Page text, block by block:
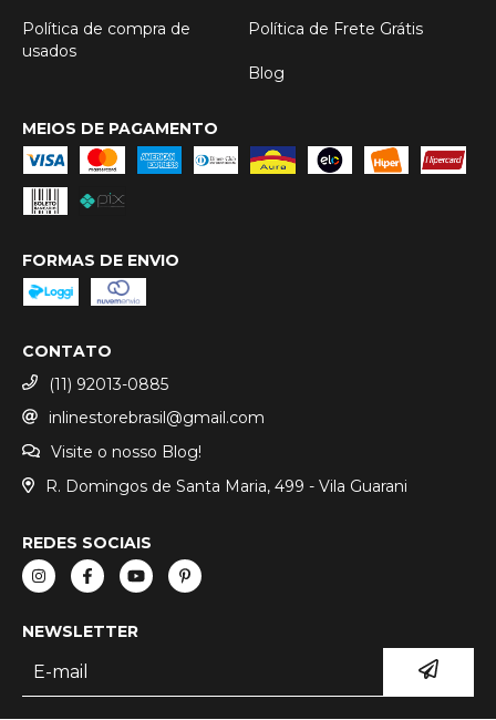
Política de compra de
usados
Política de Frete Grátis
Blog
MEIOS DE PAGAMENTO
FORMAS DE ENVIO
CONTATO
(11) 92013-0885
inlinestorebrasil@gmail.com
Visite o nosso Blog!
R. Domingos de Santa Maria, 499 - Vila Guarani
REDES SOCIAIS
NEWSLETTER